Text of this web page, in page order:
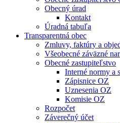
Obecný úrad
Kontakt
Úradná tabuľa
Transparentná obec
Zmluvy, faktúry a
Všeobecné záväzné
Obecné zastupiteľstvo
Interné normy a
Zápisnice OZ
Uznesenia OZ
Komisie OZ
Rozpočet
Záverečný účet